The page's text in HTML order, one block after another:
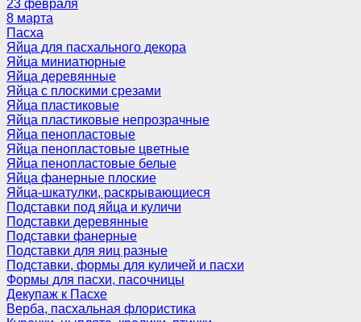
23 февраля
8 марта
Пасха
Яйца для пасхального декора
Яйца миниатюрные
Яйца деревянные
Яйца с плоскими срезами
Яйца пластиковые
Яйца пластиковые непрозрачные
Яйца пенопластовые
Яйца пенопластовые цветные
Яйца пенопластовые белые
Яйца фанерные плоские
Яйца-шкатулки, раскрывающиеся
Подставки под яйца и куличи
Подставки деревянные
Подставки фанерные
Подставки для яиц разные
Подставки, формы для куличей и пасхи
Формы для пасхи, пасочницы
Декупаж к Пасхе
Верба, пасхальная флористика